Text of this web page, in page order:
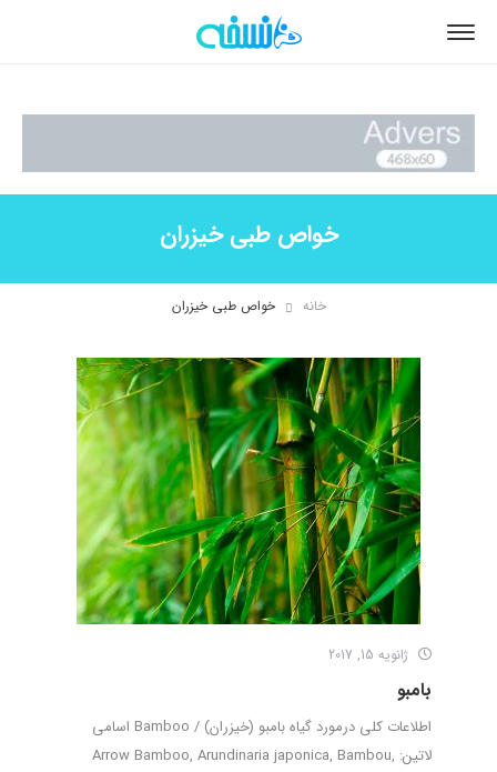
خواص طبی خیزران
خانه خواص طبی خیزران
ژانویه 15, 2017
بامبو
اطلاعات کلی درمورد گیاه بامبو (خیزران) / Bamboo اسامی
لاتین: Arrow Bamboo, Arundinaria japonica, Bambou,